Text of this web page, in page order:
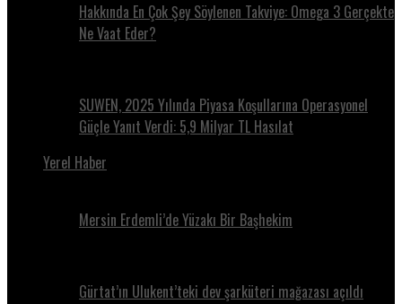
Hakkında En Çok Şey Söylenen Takviye: Omega 3 Gerçekte
Ne Vaat Eder?
SUWEN, 2025 Yılında Piyasa Koşullarına Operasyonel
Güçle Yanıt Verdi: 5,9 Milyar TL Hasılat
Yerel Haber
Mersin Erdemli’de Yüzakı Bir Başhekim
Gürtat’ın Ulukent’teki dev şarküteri mağazası açıldı